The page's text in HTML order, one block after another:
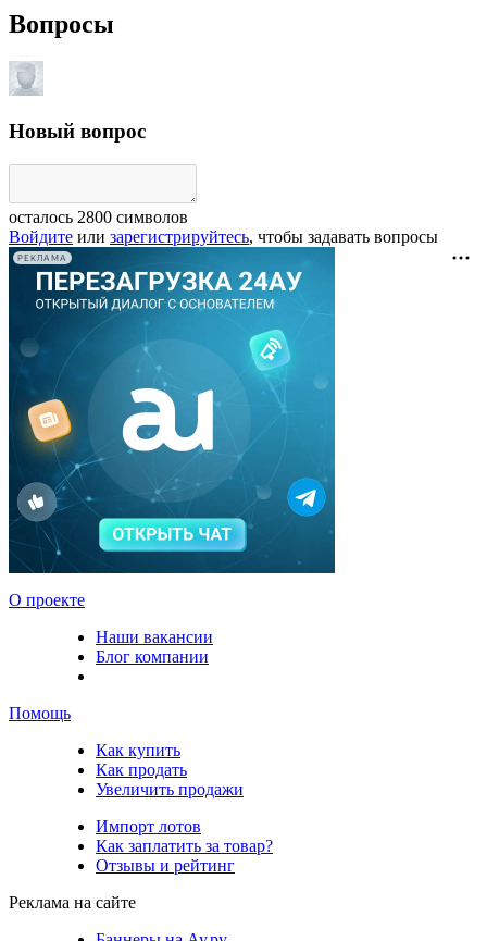
Вопросы
Новый вопрос
осталось 2800 символов
Войдите или зарегистрируйтесь, чтобы задавать вопросы
РЕКЛАМА
О проекте
Наши вакансии
Блог компании
Помощь
Как купить
Как продать
Увеличить продажи
Импорт лотов
Как заплатить за товар?
Отзывы и рейтинг
Реклама на сайте